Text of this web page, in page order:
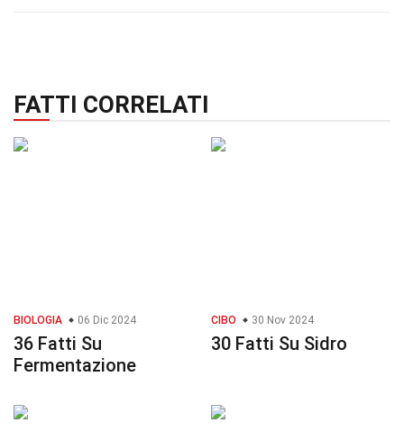
FATTI CORRELATI
BIOLOGIA 06 Dic 2024
36 Fatti Su
Fermentazione
CIBO 30 Nov 2024
30 Fatti Su Sidro